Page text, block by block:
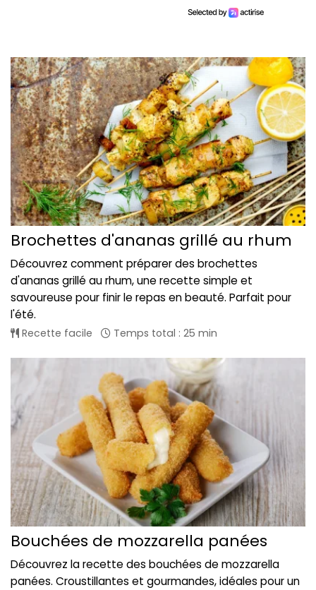
Brochettes d'ananas grillé au rhum
Découvrez comment préparer des brochettes
d'ananas grillé au rhum, une recette simple et
savoureuse pour finir le repas en beauté. Parfait pour
l'été.
Recette facile Temps total : 25 min
Bouchées de mozzarella panées
Découvrez la recette des bouchées de mozzarella
panées. Croustillantes et gourmandes, idéales pour un